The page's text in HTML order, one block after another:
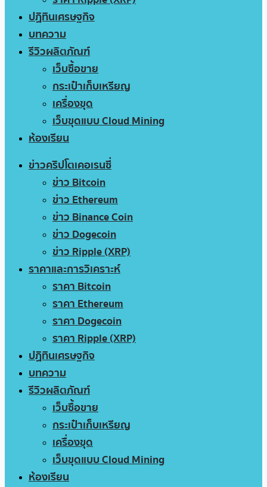
ปฏิทินเศรษฐกิจ
บทความ
รีวิวผลิตภัณฑ์
เว็บซื้อขาย
กระเป๋าเก็บเหรียญ
เครื่องขุด
เว็บขุดแบบ Cloud Mining
ห้องเรียน
ข่าวคริปโตเคอเรนซี่
ข่าว Bitcoin
ข่าว Ethereum
ข่าว Binance Coin
ข่าว Dogecoin
ข่าว Ripple (XRP)
ราคาและการวิเคราะห์
ราคา Bitcoin
ราคา Ethereum
ราคา Dogecoin
ราคา Ripple (XRP)
ปฏิทินเศรษฐกิจ
บทความ
รีวิวผลิตภัณฑ์
เว็บซื้อขาย
กระเป๋าเก็บเหรียญ
เครื่องขุด
เว็บขุดแบบ Cloud Mining
ห้องเรียน